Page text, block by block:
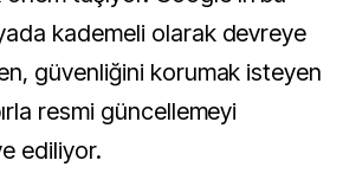
kademeli olarak devreye
güvenliğini korumak isteyen
resmi güncellemeyi
ediliyor.